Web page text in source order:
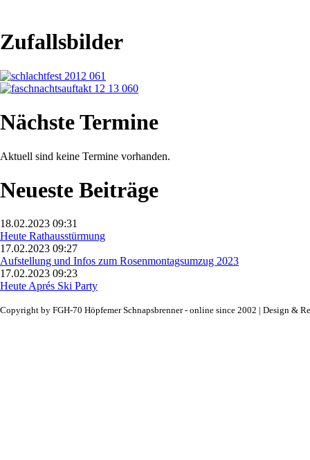
Zufallsbilder
Nächste Termine
Aktuell sind keine Termine vorhanden.
Neueste Beiträge
18.02.2023 09:31
Heute Rathausstürmung
17.02.2023 09:27
Aufstellung und Infos zum Rosenmontagsumzug 2023
17.02.2023 09:23
Heute Aprés Ski Party
Copyright by FGH-70 Höpfemer Schnapsbrenner - online since 2002 | Design &